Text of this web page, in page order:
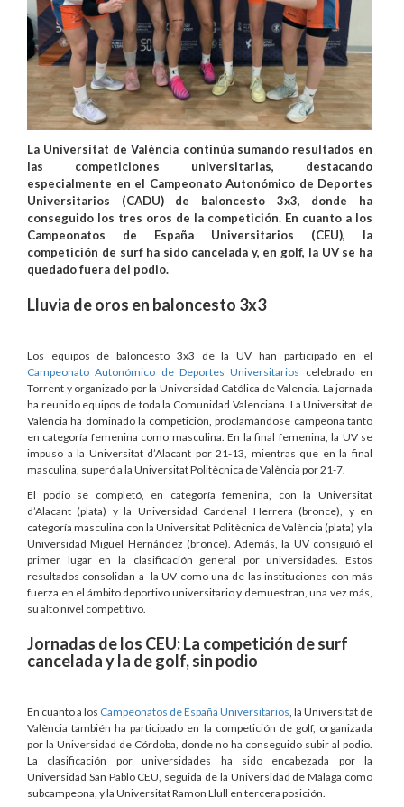
La Universitat de València continúa sumando resultados en
las competiciones universitarias, destacando
especialmente en el Campeonato Autonómico de Deportes
Universitarios (CADU) de baloncesto 3x3, donde ha
conseguido los tres oros de la competición. En cuanto a los
Campeonatos de España Universitarios (CEU), la
competición de surf ha sido cancelada y, en golf, la UV se ha
quedado fuera del podio.
Lluvia de oros en baloncesto 3x3
Los equipos de baloncesto 3x3 de la UV han participado en el
Campeonato Autonómico de Deportes Universitarios celebrado en
Torrent y organizado por la Universidad Católica de Valencia. La jornada
ha reunido equipos de toda la Comunidad Valenciana. La Universitat de
València ha dominado la competición, proclamándose campeona tanto
en categoría femenina como masculina. En la final femenina, la UV se
impuso a la Universitat d’Alacant por 21-13, mientras que en la final
masculina, superó a la Universitat Politècnica de València por 21-7.
El podio se completó, en categoría femenina, con la Universitat
d’Alacant (plata) y la Universidad Cardenal Herrera (bronce), y en
categoría masculina con la Universitat Politècnica de València (plata) y la
Universidad Miguel Hernández (bronce). Además, la UV consiguió el
primer lugar en la clasificación general por universidades. Estos
resultados consolidan a la UV como una de las instituciones con más
fuerza en el ámbito deportivo universitario y demuestran, una vez más,
su alto nivel competitivo.
Jornadas de los CEU: La competición de surf
cancelada y la de golf, sin podio
En cuanto a los Campeonatos de España Universitarios , la Universitat de
València también ha participado en la competición de golf, organizada
por la Universidad de Córdoba, donde no ha conseguido subir al podio.
La clasificación por universidades ha sido encabezada por la
Universidad San Pablo CEU, seguida de la Universidad de Málaga como
subcampeona, y la Universitat Ramon Llull en tercera posición.